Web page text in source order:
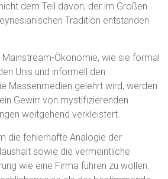
dem Teil davon, der im Großen
Tradition entstanden
Ökonomie, wie sie formal
Unis und informell den
Massenmedien gelehrt wird, werden
Gewirr von mystifizierenden
weitgehend verkleistert.
die fehlerhafte Analogie der
sowie die vermeintliche
wie eine Firma führen zu wollen.